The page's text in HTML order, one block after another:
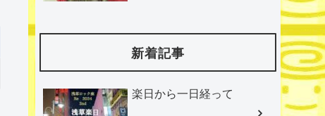
新着記事
楽日から一日経って